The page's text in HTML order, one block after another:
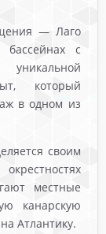
— Лаго
с
который
в одном из
своим
местные
канарскую
Атлантику.